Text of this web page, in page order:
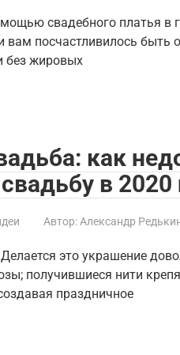
свадебного платья в
вам посчастливилось быть
жировых
как
в 2020
Автор: Александр
это украшение
получившиеся нити
праздничное